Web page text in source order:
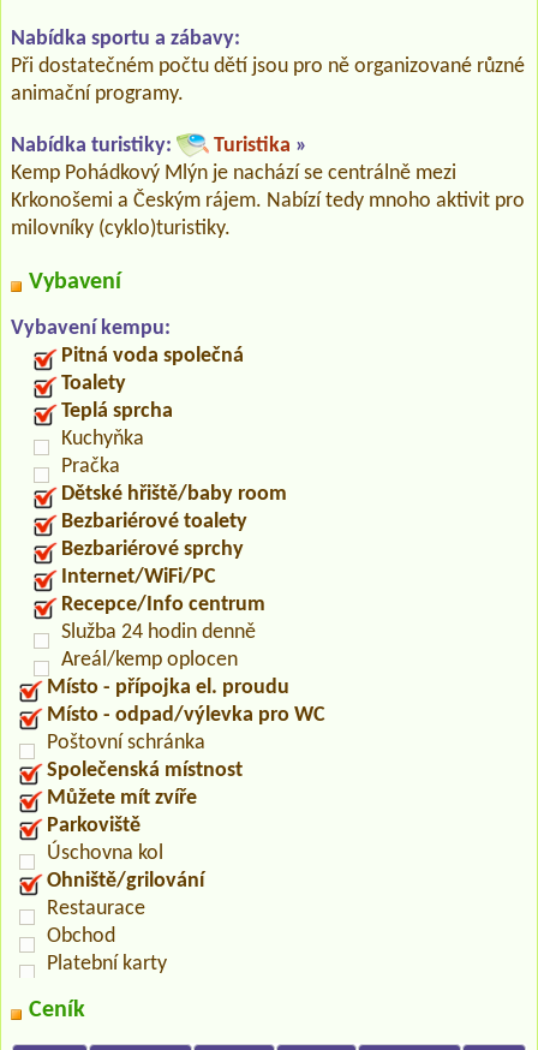
Nabídka sportu a zábavy:
Při dostatečném počtu dětí jsou pro ně organizované různé
animační programy.
Nabídka turistiky: Turistika »
Kemp Pohádkový Mlýn je nachází se centrálně mezi
Krkonošemi a Českým rájem. Nabízí tedy mnoho aktivit pro
milovníky (cyklo)turistiky.
Vybavení
Vybavení kempu:
Pitná voda společná
Toalety
Teplá sprcha
Kuchyňka
Pračka
Dětské hřiště/baby room
Bezbariérové toalety
Bezbariérové sprchy
Internet/WiFi/PC
Recepce/Info centrum
Služba 24 hodin denně
Areál/kemp oplocen
Místo - přípojka el. proudu
Místo - odpad/výlevka pro WC
Poštovní schránka
Společenská místnost
Můžete mít zvíře
Parkoviště
Úschovna kol
Ohniště/grilování
Restaurace
Obchod
Platební karty
Ceník